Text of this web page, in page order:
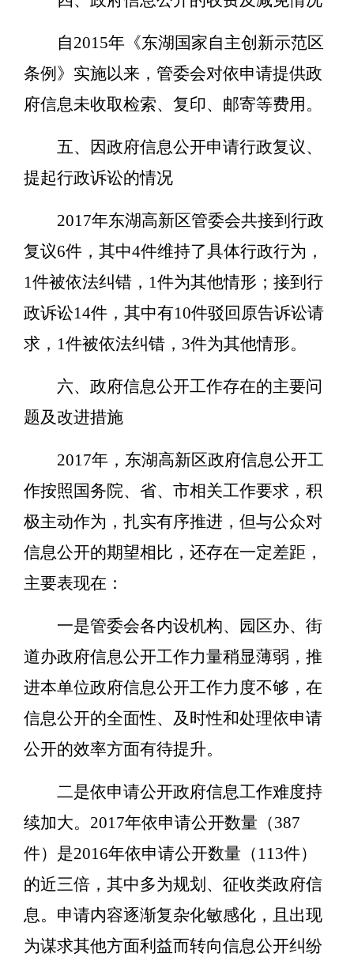
自2015年《东湖国家自主创新示范区
条例》实施以来，管委会对依申请提供政
府信息未收取检索、复印、邮寄等费用。
五、因政府信息公开申请行政复议、
提起行政诉讼的情况
2017年东湖高新区管委会共接到行政
复议6件，其中4件维持了具体行政行为，
1件被依法纠错，1件为其他情形；接到行
政诉讼14件，其中有10件驳回原告诉讼请
求，1件被依法纠错，3件为其他情形。
六、政府信息公开工作存在的主要问
题及改进措施
2017年，东湖高新区政府信息公开工
作按照国务院、省、市相关工作要求，积
极主动作为，扎实有序推进，但与公众对
信息公开的期望相比，还存在一定差距，
主要表现在：
一是管委会各内设机构、园区办、街
道办政府信息公开工作力量稍显薄弱，推
进本单位政府信息公开工作力度不够，在
信息公开的全面性、及时性和处理依申请
公开的效率方面有待提升。
二是依申请公开政府信息工作难度持
续加大。2017年依申请公开数量（387
件）是2016年依申请公开数量（113件）
的近三倍，其中多为规划、征收类政府信
息。申请内容逐渐复杂化敏感化，且出现
为谋求其他方面利益而转向信息公开纠纷